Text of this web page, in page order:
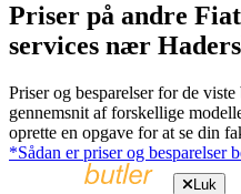
Priser på andre
services nær
Priser og besparelser for de
gennemsnit af forskellige
oprette en opgave for at se din
*Sådan er priser og besparelser
Luk